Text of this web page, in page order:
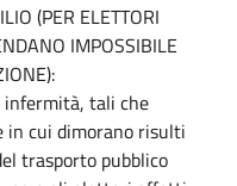
(PER ELETTORI
IMPOSSIBILE
tali che
in cui dimorano risulti
trasporto pubblico